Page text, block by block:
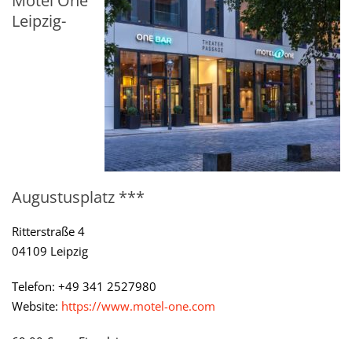
Leipzig-
Augustusplatz ***
Ritterstraße 4
04109 Leipzig
Telefon: +49 341 2527980
Website: https://www.motel-one.com